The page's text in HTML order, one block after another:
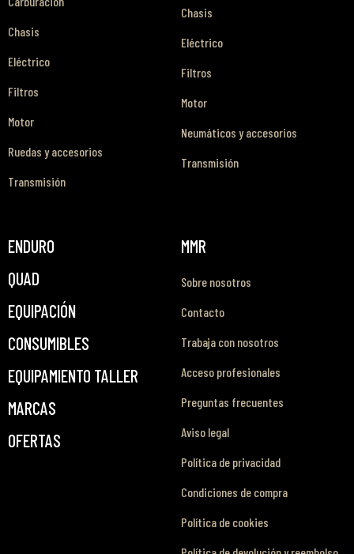
Chasis
Eléctrico
Filtros
Motor
Ruedas y accesorios
Transmisión
Chasis
Eléctrico
Filtros
Motor
Neumáticos y accesorios
Transmisión
ENDURO
QUAD
EQUIPACIÓN
CONSUMIBLES
EQUIPAMIENTO TALLER
MARCAS
OFERTAS
MMR
Sobre nosotros
Contacto
Trabaja con nosotros
Acceso profesionales
Preguntas frecuentes
Aviso legal
Política de privacidad
Condiciones de compra
Política de cookies